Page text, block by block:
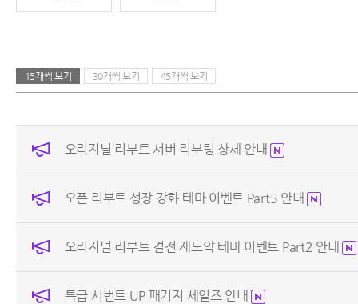
15개씩 보기 30개씩 보기 45개씩 보기
오리지널 리부트 서버 리부팅 상세 안내
오픈 리부트 성장 강화 테마 이벤트 Part5 안내
오리지널 리부트 결전 재도약 테마 이벤트 Part2 안내
특급 서번트 UP 패키지 세일즈 안내